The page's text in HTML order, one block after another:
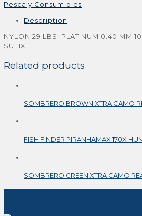
Pesca y Consumibles
Description
NYLON 29 LBS. PLATINUM 0.40 MM
SUFIX
Related products
SOMBRERO BROWN XTRA CAMO
FISH FINDER PIRANHAMAX 170X
SOMBRERO GREEN XTRA CAMO